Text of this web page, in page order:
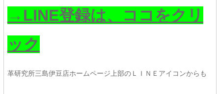
→LINE登録は、ココをクリ
ック
革研究所三島伊豆店ホームページ上部のＬＩＮＥアイコンからも